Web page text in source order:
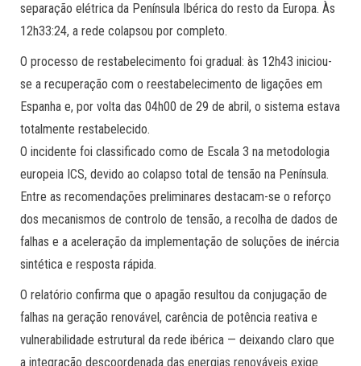
separação elétrica da Península Ibérica do resto da Europa. Às
12h33:24, a rede colapsou por completo.
O processo de restabelecimento foi gradual: às 12h43 iniciou-
se a recuperação com o reestabelecimento de ligações em
Espanha e, por volta das 04h00 de 29 de abril, o sistema estava
totalmente restabelecido.
O incidente foi classificado como de Escala 3 na metodologia
europeia ICS, devido ao colapso total de tensão na Península.
Entre as recomendações preliminares destacam-se o reforço
dos mecanismos de controlo de tensão, a recolha de dados de
falhas e a aceleração da implementação de soluções de inércia
sintética e resposta rápida.
O relatório confirma que o apagão resultou da conjugação de
falhas na geração renovável, carência de potência reativa e
vulnerabilidade estrutural da rede ibérica — deixando claro que
a integração descoordenada das energias renováveis exige